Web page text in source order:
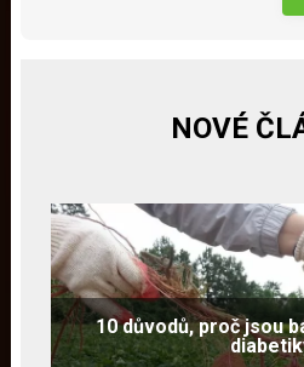
NOVÉ
10 důvodů, proč jsou